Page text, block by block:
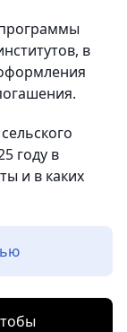
в
году в
и в каких